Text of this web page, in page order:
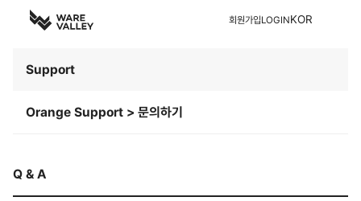
회원가입LOGINKOR
Support
Orange Support > 문의하기
Q & A